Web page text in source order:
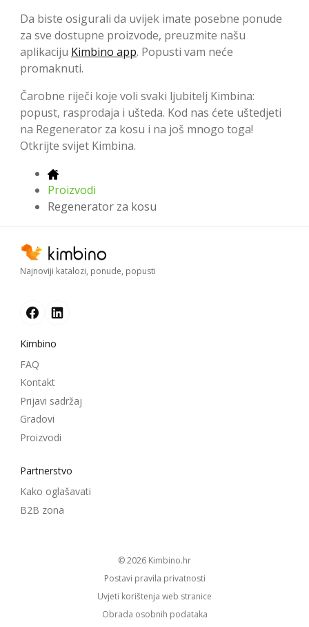
Da biste osigurali da uvijek imate posebne ponude
za sve dostupne proizvode, preuzmite našu
aplikaciju Kimbino app. Popusti vam neće
promaknuti.
Čarobne riječi koje voli svaki ljubitelj Kimbina:
popust, rasprodaja i ušteda. Kod nas ćete uštedjeti
na Regenerator za kosu i na još mnogo toga!
Otkrijte svijet Kimbina.
Proizvodi
Regenerator za kosu
Najnoviji katalozi, ponude, popusti
Kimbino
FAQ
Kontakt
Prijavi sadržaj
Gradovi
Proizvodi
Partnerstvo
Kako oglašavati
B2B zona
© 2026
kimbino.hr
Postavi pravila privatnosti
Uvjeti korištenja web stranice
Obrada osobnih podataka